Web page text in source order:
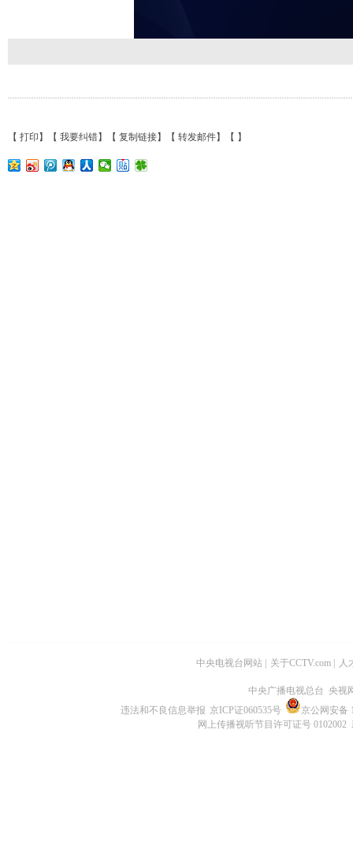
【 打印 】【 我要纠错】【 复制链接】【 转发邮件】【 】
中央电视台网站 | 关于CCTV.com | 人
中央广播电视总台 央视
违法和不良信息举报 京ICP证060535号
京公网安备
网上传播视听节目许可证号 0102002